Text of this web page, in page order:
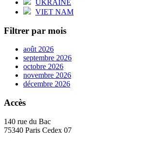
UKRAINE
VIET NAM
Filtrer par mois
août 2026
septembre 2026
octobre 2026
novembre 2026
décembre 2026
Accès
140 rue du Bac
75340 Paris Cedex 07